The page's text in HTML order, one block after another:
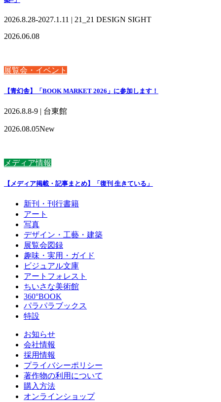
2026.8.28-2027.1.11 | 21_21 DESIGN SIGHT
2026.06.08
展覧会・イベント
【青幻舎】「BOOK MARKET 2026」に参加します！
2026.8.8-9 | 台東館
2026.08.05New
メディア情報
【メディア掲載・記事まとめ】「復刊 生きている」
新刊・刊行書籍
アート
写真
デザイン・工藝・建築
展覧会図録
趣味・実用・ガイド
ビジュアル文庫
アートフォレスト
ちいさな美術館
360°BOOK
パラパラブックス
特設
お知らせ
会社情報
採用情報
プライバシーポリシー
著作物の利用について
購入方法
オンラインショップ